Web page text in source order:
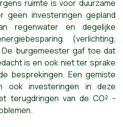
ruimte is voor duurzame
geen investeringen gepland
regenwater en degelijke
(verlichting,
De burgemeester gaf toe dat
is en ook niet ter sprake
besprekingen. Een gemiste
ook investeringen in deze
terugdringen van de CO² -